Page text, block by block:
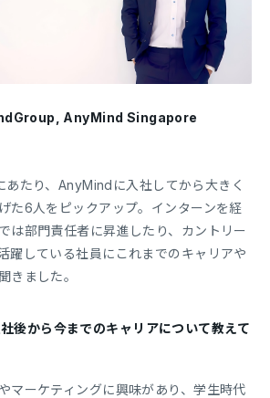
AnyMind Singapore
あたり、AnyMindに入社してから大きく
た6人をピックアップ。インターンを経
は部門責任者に昇進したり、カントリー
躍している社員にこれまでのキャリアや
きました。
後から今までのキャリアについて教えて
マーケティングに興味があり、学生時代